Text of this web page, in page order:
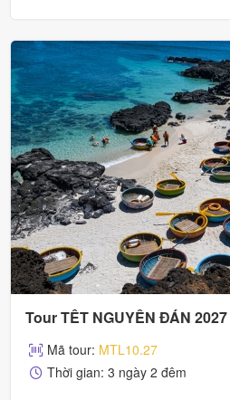
Tour TẾT NGUYÊN ĐÁN
Mã tour: MTL10.27
Thời gian: 3 ngày 2 đêm